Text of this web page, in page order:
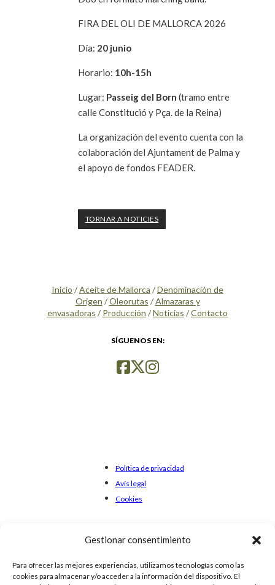
Gestionar consentimiento
Para ofrecer las mejores experiencias, utilizamos tecnologías como las
cookies para almacenar y/o acceder a la información del dispositivo. El
FIRA DEL OLI DE MALLORCA 2026
Día: 20 junio
Horario: 10h-15h
Lugar: Passeig del Born (tramo entre
calle Constitució y Pça. de la Reina)
La organización del evento cuenta con la
colaboración del Ajuntament de Palma y
el apoyo de fondos FEADER.
TORNAR A NOTICIES
Inicio /Aceite de Mallorca /Denominación de
Origen /Oleorutas /Almazaras y
envasadoras / Producción /Noticias /Contacto
SÍGUENOS EN:
Política de privacidad
Avís legal
Cookies